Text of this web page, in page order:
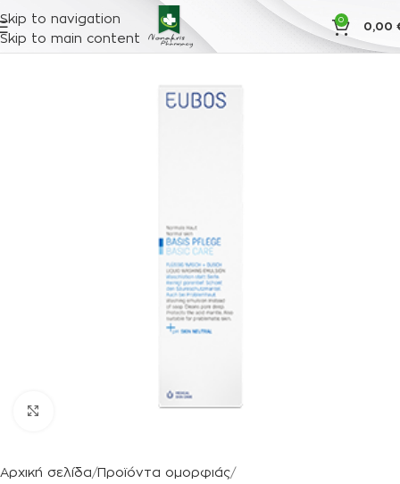
Skip to navigation
Skip to main content
0
0,00
Κλικ για μεγέθυνση
Αρχική σελίδα Προϊόντα ομορφιάς